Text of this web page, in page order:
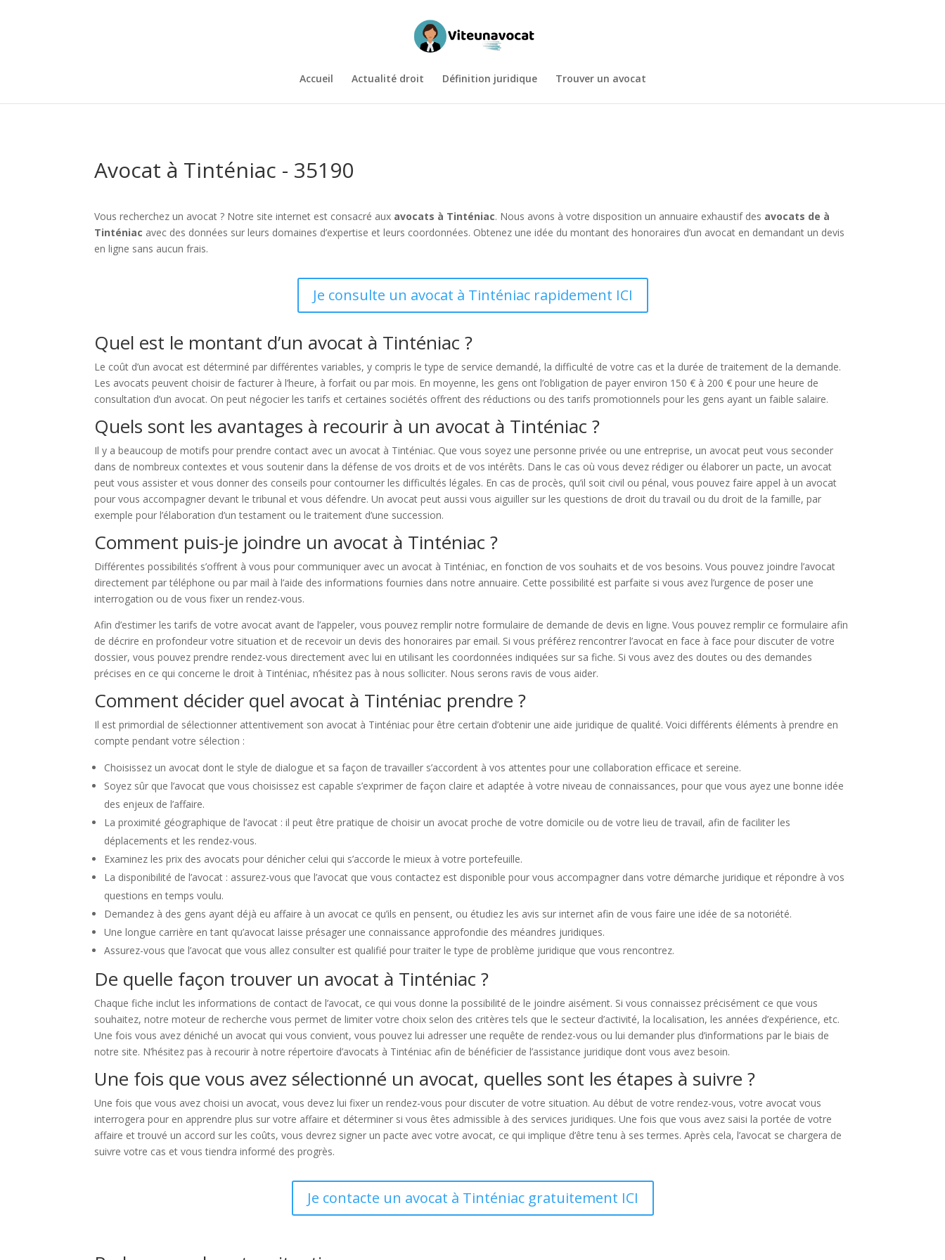
Accueil Actualité droit Définition juridique Trouver un avocat
Avocat à Tinténiac - 35190
Vous recherchez un avocat ? Notre site internet est consacré aux avocats à Tinténiac. Nous avons à votre disposition un annuaire exhaustif des avocats de à
Tinténiac avec des données sur leurs domaines d’expertise et leurs coordonnées. Obtenez une idée du montant des honoraires d’un avocat en demandant un devis
en ligne sans aucun frais.
Je consulte un avocat à Tinténiac rapidement ICI
Quel est le montant d’un avocat à Tinténiac ?
Le coût d’un avocat est déterminé par différentes variables, y compris le type de service demandé, la difficulté de votre cas et la durée de traitement de la demande.
Les avocats peuvent choisir de facturer à l’heure, à forfait ou par mois. En moyenne, les gens ont l’obligation de payer environ 150 € à 200 € pour une heure de
consultation d’un avocat. On peut négocier les tarifs et certaines sociétés offrent des réductions ou des tarifs promotionnels pour les gens ayant un faible salaire.
Quels sont les avantages à recourir à un avocat à Tinténiac ?
Il y a beaucoup de motifs pour prendre contact avec un avocat à Tinténiac. Que vous soyez une personne privée ou une entreprise, un avocat peut vous seconder
dans de nombreux contextes et vous soutenir dans la défense de vos droits et de vos intérêts. Dans le cas où vous devez rédiger ou élaborer un pacte, un avocat
peut vous assister et vous donner des conseils pour contourner les difficultés légales. En cas de procès, qu’il soit civil ou pénal, vous pouvez faire appel à un avocat
pour vous accompagner devant le tribunal et vous défendre. Un avocat peut aussi vous aiguiller sur les questions de droit du travail ou du droit de la famille, par
exemple pour l’élaboration d’un testament ou le traitement d’une succession.
Comment puis-je joindre un avocat à Tinténiac ?
Différentes possibilités s’offrent à vous pour communiquer avec un avocat à Tinténiac, en fonction de vos souhaits et de vos besoins. Vous pouvez joindre l’avocat
directement par téléphone ou par mail à l’aide des informations fournies dans notre annuaire. Cette possibilité est parfaite si vous avez l’urgence de poser une
interrogation ou de vous fixer un rendez-vous.
Afin d’estimer les tarifs de votre avocat avant de l’appeler, vous pouvez remplir notre formulaire de demande de devis en ligne. Vous pouvez remplir ce formulaire afin
de décrire en profondeur votre situation et de recevoir un devis des honoraires par email. Si vous préférez rencontrer l’avocat en face à face pour discuter de votre
dossier, vous pouvez prendre rendez-vous directement avec lui en utilisant les coordonnées indiquées sur sa fiche. Si vous avez des doutes ou des demandes
précises en ce qui concerne le droit à Tinténiac, n’hésitez pas à nous solliciter. Nous serons ravis de vous aider.
Comment décider quel avocat à Tinténiac prendre ?
Il est primordial de sélectionner attentivement son avocat à Tinténiac pour être certain d’obtenir une aide juridique de qualité. Voici différents éléments à prendre en
compte pendant votre sélection :
Choisissez un avocat dont le style de dialogue et sa façon de travailler s’accordent à vos attentes pour une collaboration efficace et sereine.
Soyez sûr que l’avocat que vous choisissez est capable s’exprimer de façon claire et adaptée à votre niveau de connaissances, pour que vous ayez une bonne idée
des enjeux de l’affaire.
La proximité géographique de l’avocat : il peut être pratique de choisir un avocat proche de votre domicile ou de votre lieu de travail, afin de faciliter les
déplacements et les rendez-vous.
Examinez les prix des avocats pour dénicher celui qui s’accorde le mieux à votre portefeuille.
La disponibilité de l’avocat : assurez-vous que l’avocat que vous contactez est disponible pour vous accompagner dans votre démarche juridique et répondre à vos
questions en temps voulu.
Demandez à des gens ayant déjà eu affaire à un avocat ce qu’ils en pensent, ou étudiez les avis sur internet afin de vous faire une idée de sa notoriété.
Une longue carrière en tant qu’avocat laisse présager une connaissance approfondie des méandres juridiques.
Assurez-vous que l’avocat que vous allez consulter est qualifié pour traiter le type de problème juridique que vous rencontrez.
De quelle façon trouver un avocat à Tinténiac ?
Chaque fiche inclut les informations de contact de l’avocat, ce qui vous donne la possibilité de le joindre aisément. Si vous connaissez précisément ce que vous
souhaitez, notre moteur de recherche vous permet de limiter votre choix selon des critères tels que le secteur d’activité, la localisation, les années d’expérience, etc.
Une fois vous avez déniché un avocat qui vous convient, vous pouvez lui adresser une requête de rendez-vous ou lui demander plus d’informations par le biais de
notre site. N’hésitez pas à recourir à notre répertoire d’avocats à Tinténiac afin de bénéficier de l’assistance juridique dont vous avez besoin.
Une fois que vous avez sélectionné un avocat, quelles sont les étapes à suivre ?
Une fois que vous avez choisi un avocat, vous devez lui fixer un rendez-vous pour discuter de votre situation. Au début de votre rendez-vous, votre avocat vous
interrogera pour en apprendre plus sur votre affaire et déterminer si vous êtes admissible à des services juridiques. Une fois que vous avez saisi la portée de votre
affaire et trouvé un accord sur les coûts, vous devrez signer un pacte avec votre avocat, ce qui implique d’être tenu à ses termes. Après cela, l’avocat se chargera de
suivre votre cas et vous tiendra informé des progrès.
Je contacte un avocat à Tinténiac gratuitement ICI